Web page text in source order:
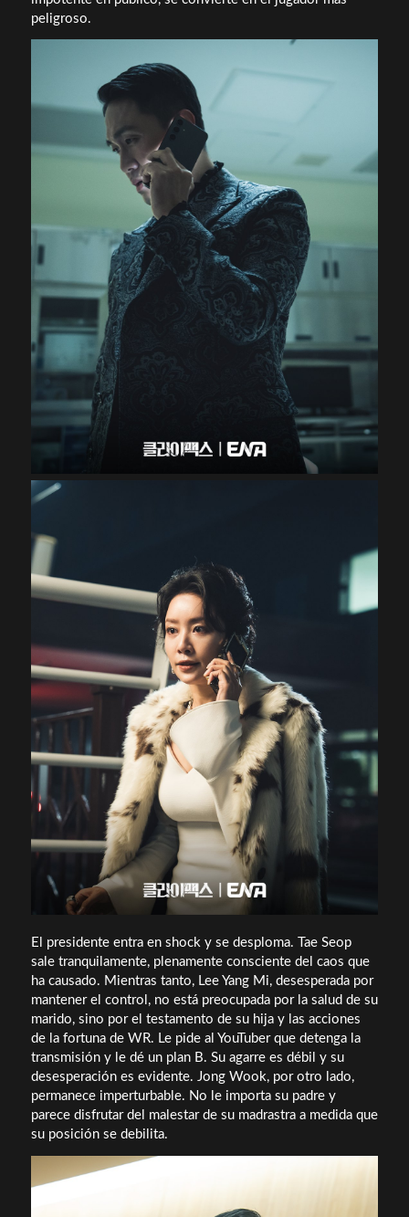
peligroso.
El presidente entra en shock y se desploma. Tae Seop
sale tranquilamente, plenamente consciente del caos que
ha causado. Mientras tanto, Lee Yang Mi, desesperada por
mantener el control, no está preocupada por la salud de su
marido, sino por el testamento de su hija y las acciones
de la fortuna de WR. Le pide al YouTuber que detenga la
transmisión y le dé un plan B. Su agarre es débil y su
desesperación es evidente. Jong Wook, por otro lado,
permanece imperturbable. No le importa su padre y
parece disfrutar del malestar de su madrastra a medida que
su posición se debilita.